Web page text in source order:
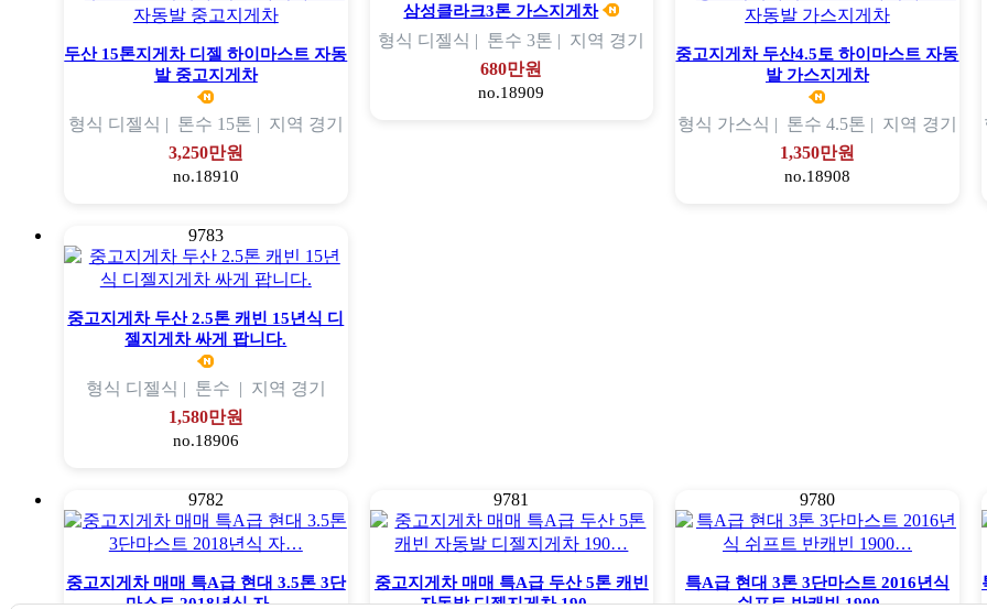
두산 15톤지게차 디젤 하이마스트 자동
발 중고지게차
형식 디젤식 | 톤수 15톤 | 지역 경기
3,250만원
no.18910
삼성클라크3톤 가스지게차
형식 디젤식 | 톤수3톤 | 지역 경기
680만원
no.18909
중고지게차 두산4.5토 하이마스트 자동
발 가스지게차
형식 가스식 | 톤수 4.5톤 | 지역 경기
1,350만원
no.18908
9783
중고지게차 두산 2.5톤 캐빈 15년식 디
젤지게차 싸게 팝니다.
형식 디젤식 | 톤수 | 지역 경기
1,580만원
no.18906
9782
중고지게차 매매 특A급 현대 3.5톤 3단
마스트 2018년식 자…
9781
중고지게차 매매 특A급 두산 5톤 캐빈
자동발 디젤지게차 190…
9780
특A급 현대 3톤 3단마스트 2016년식
쉬프트 반캐빈 1900…